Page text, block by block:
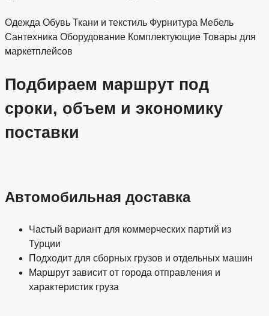
Одежда Обувь Ткани и текстиль Фурнитура Мебель
Сантехника Оборудование Комплектующие Товары для
маркетплейсов
Подбираем маршрут под
сроки, объем и экономику
поставки
Автомобильная доставка
Частый вариант для коммерческих партий из
Турции
Подходит для сборных грузов и отдельных машин
Маршрут зависит от города отправления и
характеристик груза